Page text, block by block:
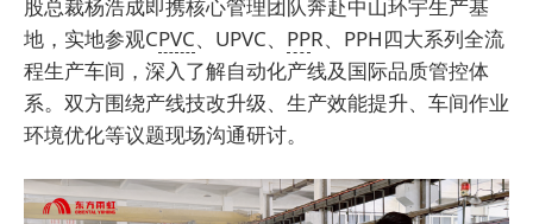
股总裁杨浩成即携核心管理团队奔赴中山环宇生产基
地，实地参观CPVC、UPVC、 PPR、PPH四大系列全流
程生产车间，深入了解自动化产线及国际品质管控体
系。双方围绕产线技改升级、生产效能提升、车间作业
环境优化等议题现场沟通研讨。